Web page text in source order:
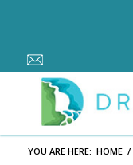
YOU ARE HERE: HOME /